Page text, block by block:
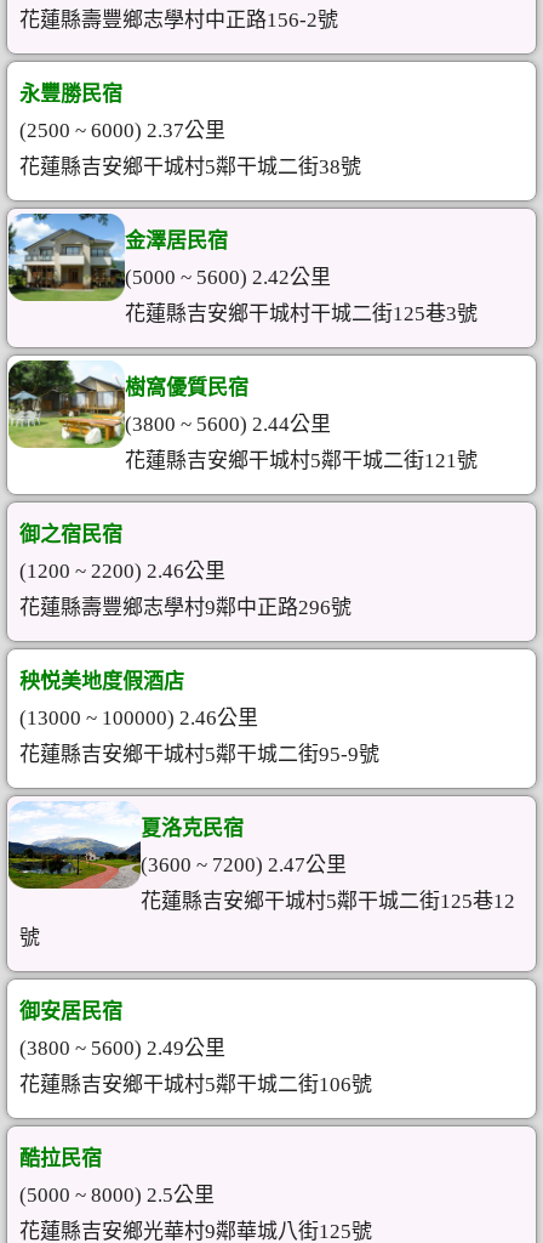
花蓮縣壽豐鄉志學村中正路156-2號
永豐勝民宿
(2500 ~ 6000) 2.37公里
花蓮縣吉安鄉干城村5鄰干城二街38號
金澤居民宿
(5000 ~ 5600) 2.42公里
花蓮縣吉安鄉干城村干城二街125巷3號
樹窩優質民宿
(3800 ~ 5600) 2.44公里
花蓮縣吉安鄉干城村5鄰干城二街121號
御之宿民宿
(1200 ~ 2200) 2.46公里
花蓮縣壽豐鄉志學村9鄰中正路296號
秧悦美地度假酒店
(13000 ~ 100000) 2.46公里
花蓮縣吉安鄉干城村5鄰干城二街95-9號
夏洛克民宿
(3600 ~ 7200) 2.47公里
花蓮縣吉安鄉干城村5鄰干城二街125巷12
號
御安居民宿
(3800 ~ 5600) 2.49公里
花蓮縣吉安鄉干城村5鄰干城二街106號
酷拉民宿
(5000 ~ 8000) 2.5公里
花蓮縣吉安鄉光華村9鄰華城八街125號